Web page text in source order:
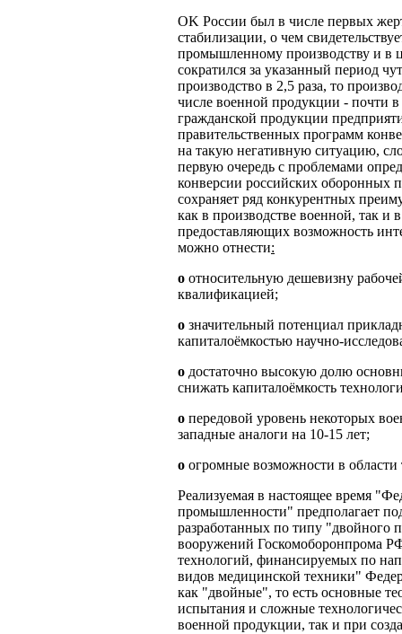
OK России был в числе первых
стабилизации, о чем
промышленному производству и
сократился за указанный период
производство в 2,5 раза, то
числе военной продукции - почти в
гражданской продукции
правительственных программ
на такую негативную ситуацию,
первую очередь с проблемами
конверсии российских оборонных
сохраняет ряд конкурентных
как в производстве военной, так и
предоставляющих возможность
можно отнести:
o относительную дешевизну
квалификацией;
o значительный потенциал
капиталоёмкостью научно-
o достаточно высокую долю
снижать капиталоёмкость
o передовой уровень некоторых
западные аналоги на 10-15 лет;
o огромные возможности в
Реализуемая в настоящее время
промышленности" предполагает
разработанных по типу "двойного
вооружений Госкомоборонпрома
технологий, финансируемых по
видов медицинской техники"
как "двойные", то есть основные
испытания и сложные
военной продукции, так и при